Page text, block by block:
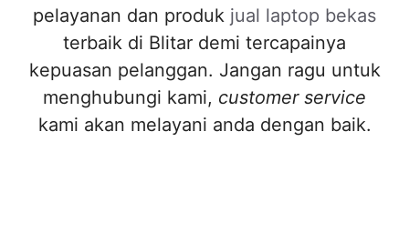
pelayanan dan produk jual laptop bekas
terbaik di Blitar demi tercapainya
kepuasan pelanggan. Jangan ragu untuk
menghubungi kami, customer service
kami akan melayani anda dengan baik.